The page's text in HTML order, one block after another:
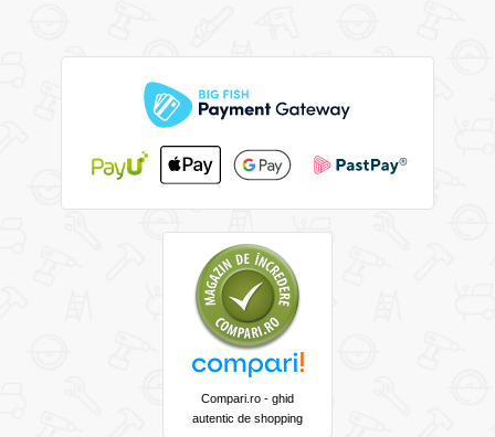
Compari.ro - ghid
autentic de shopping